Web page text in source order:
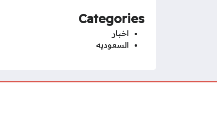
Categories
اخبار
السعوديه